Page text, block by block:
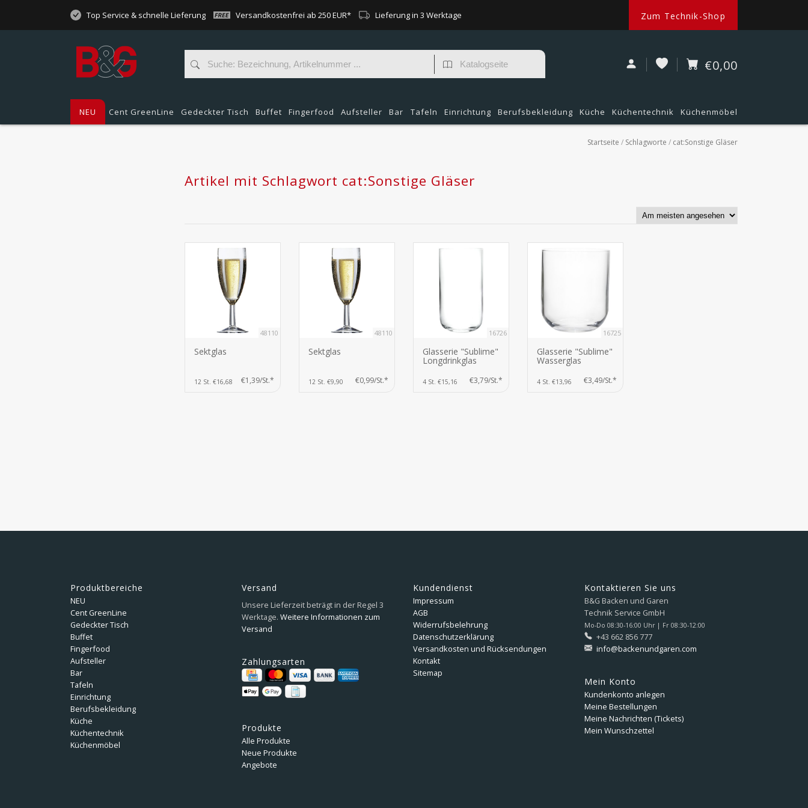
Top Service & schnelle Lieferung Versandkostenfrei ab 250 EUR* Lieferung in 3 Werktage Zum Technik-Shop
€0,00
NEU Cent GreenLine Gedeckter Tisch Buffet Fingerfood Aufsteller Bar Tafeln Einrichtung Berufsbekleidung Küche Küchentechnik Küchenmöbel
Startseite / Schlagworte / cat:Sonstige Gläser
Artikel mit Schlagwort cat:Sonstige Gläser
48110
Sektglas
12 St. €16,68 €1,39/St.*
48110
Sektglas
12 St. €9,90 €0,99/St.*
16726
Glasserie "Sublime"
Longdrinkglas
4 St. €15,16 €3,79/St.*
16725
Glasserie "Sublime"
Wasserglas
4 St. €13,96 €3,49/St.*
Produktbereiche
NEU
Cent GreenLine
Gedeckter Tisch
Buffet
Fingerfood
Aufsteller
Bar
Tafeln
Einrichtung
Berufsbekleidung
Küche
Küchentechnik
Küchenmöbel
Versand
Unsere Lieferzeit beträgt in der Regel 3
Werktage. Weitere Informationen zum
Versand
Zahlungsarten
Produkte
Alle Produkte
Neue Produkte
Angebote
Kundendienst
Impressum
AGB
Widerrufsbelehrung
Datenschutzerklärung
Versandkosten und Rücksendungen
Kontakt
Sitemap
Kontaktieren Sie uns
B&G Backen und Garen
Technik Service GmbH
Mo-Do 08:30-16:00 Uhr | Fr 08:30-12:00
+43 662 856 777
info@backenundgaren.com
Mein Konto
Kundenkonto anlegen
Meine Bestellungen
Meine Nachrichten (Tickets)
Mein Wunschzettel